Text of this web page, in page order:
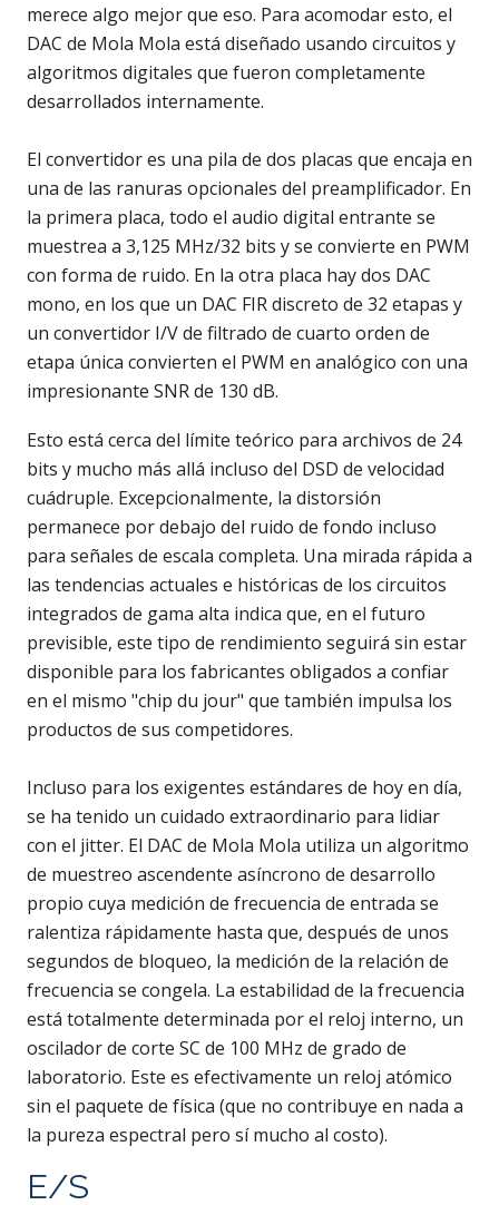
merece algo mejor que eso. Para acomodar esto, el
DAC de Mola Mola está diseñado usando circuitos y
algoritmos digitales que fueron completamente
desarrollados internamente.
El convertidor es una pila de dos placas que encaja en
una de las ranuras opcionales del preamplificador. En
la primera placa, todo el audio digital entrante se
muestrea a 3,125 MHz/32 bits y se convierte en PWM
con forma de ruido. En la otra placa hay dos DAC
mono, en los que un DAC FIR discreto de 32 etapas y
un convertidor I/V de filtrado de cuarto orden de
etapa única convierten el PWM en analógico con una
impresionante SNR de 130 dB.
Esto está cerca del límite teórico para archivos de 24
bits y mucho más allá incluso del DSD de velocidad
cuádruple. Excepcionalmente, la distorsión
permanece por debajo del ruido de fondo incluso
para señales de escala completa. Una mirada rápida a
las tendencias actuales e históricas de los circuitos
integrados de gama alta indica que, en el futuro
previsible, este tipo de rendimiento seguirá sin estar
disponible para los fabricantes obligados a confiar
en el mismo "chip du jour" que también impulsa los
productos de sus competidores.
Incluso para los exigentes estándares de hoy en día,
se ha tenido un cuidado extraordinario para lidiar
con el jitter. El DAC de Mola Mola utiliza un algoritmo
de muestreo ascendente asíncrono de desarrollo
propio cuya medición de frecuencia de entrada se
ralentiza rápidamente hasta que, después de unos
segundos de bloqueo, la medición de la relación de
frecuencia se congela. La estabilidad de la frecuencia
está totalmente determinada por el reloj interno, un
oscilador de corte SC de 100 MHz de grado de
laboratorio. Este es efectivamente un reloj atómico
sin el paquete de física (que no contribuye en nada a
la pureza espectral pero sí mucho al costo).
E/S